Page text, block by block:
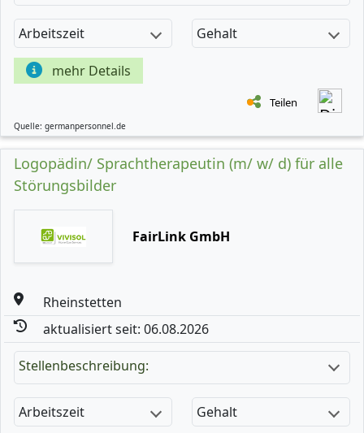
Arbeitszeit Gehalt
mehr Details
Teilen
Quelle: germanpersonnel.de
Logopädin/ Sprachtherapeutin (m/ w/ d) für alle
Störungsbilder
FairLink GmbH
Rheinstetten
aktualisiert seit: 06.08.2026
Stellenbeschreibung:
Arbeitszeit Gehalt